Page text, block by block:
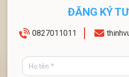
ĐĂNG KÝ
0827011011